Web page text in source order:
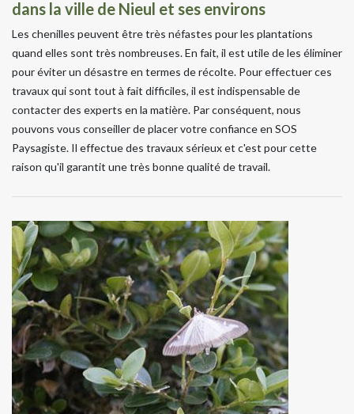
dans la ville de Nieul et ses environs
Les chenilles peuvent être très néfastes pour les plantations
quand elles sont très nombreuses. En fait, il est utile de les éliminer
pour éviter un désastre en termes de récolte. Pour effectuer ces
travaux qui sont tout à fait difficiles, il est indispensable de
contacter des experts en la matière. Par conséquent, nous
pouvons vous conseiller de placer votre confiance en SOS
Paysagiste. Il effectue des travaux sérieux et c'est pour cette
raison qu'il garantit une très bonne qualité de travail.